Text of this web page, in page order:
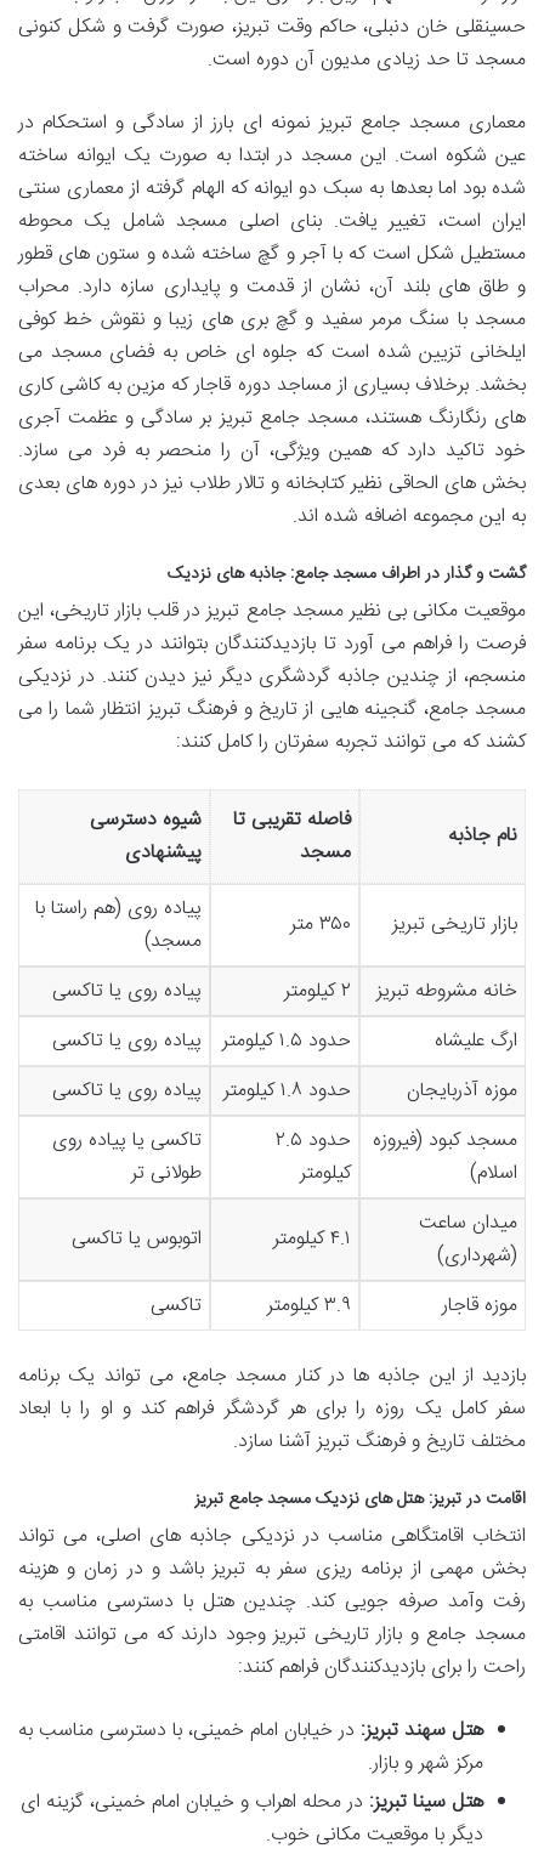
حسینقلی خان دنبلی، حاکم وقت تبریز، صورت گرفت و شکل کنونی
مسجد تا حد زیادی مدیون آن دوره است.
معماری مسجد جامع تبریز نمونه ای بارز از سادگی و استحکام در
عین شکوه است. این مسجد در ابتدا به صورت یک ایوانه ساخته
شده بود اما بعدها به سبک دو ایوانه که الهام گرفته از معماری سنتی
ایران است، تغییر یافت. بنای اصلی مسجد شامل یک محوطه
مستطیل شکل است که با آجر و گچ ساخته شده و ستون های قطور
و طاق های بلند آن، نشان از قدمت و پایداری سازه دارد. محراب
مسجد با سنگ مرمر سفید و گچ بری های زیبا و نقوش خط کوفی
ایلخانی تزیین شده است که جلوه ای خاص به فضای مسجد می
بخشد. برخلاف بسیاری از مساجد دوره قاجار که مزین به کاشی کاری
های رنگارنگ هستند، مسجد جامع تبریز بر سادگی و عظمت آجری
خود تاکید دارد که همین ویژگی، آن را منحصر به فرد می سازد.
بخش های الحاقی نظیر کتابخانه و تالار طلاب نیز در دوره های بعدی
به این مجموعه اضافه شده اند.
گشت و گذار در اطراف مسجد جامع: جاذبه های نزدیک
موقعیت مکانی بی نظیر مسجد جامع تبریز در قلب بازار تاریخی، این
فرصت را فراهم می آورد تا بازدیدکنندگان بتوانند در یک برنامه سفر
منسجم، از چندین جاذبه گردشگری دیگر نیز دیدن کنند. در نزدیکی
مسجد جامع، گنجینه هایی از تاریخ و فرهنگ تبریز انتظار شما را می
کشند که می توانند تجربه سفرتان را کامل کنند:
نام جاذبه
فاصله تقریبی تا
مسجد
شیوه دسترسی
پیشنهادی
بازار تاریخی تبریز ۳۵۰ متر
پیاده روی (هم راستا با
مسجد)
خانه مشروطه تبریز
۲ کیلومتر
پیاده روی یا تاکسی
ارگ علیشاه
حدود ۱.۵ کیلومتر
پیاده روی یا تاکسی
موزه آذربایجان
حدود ۱.۸ کیلومتر
پیاده روی یا تاکسی
مسجد کبود (فیروزه
اسلام)
حدود ۲.۵
کیلومتر
تاکسی یا پیاده روی
طولانی تر
میدان ساعت
(شهرداری)
۴.۱ کیلومتر اتوبوس یا تاکسی
موزه قاجار ۳.۹ کیلومتر تاکسی
بازدید از این جاذبه ها در کنار مسجد جامع، می تواند یک برنامه
سفر کامل یک روزه را برای هر گردشگر فراهم کند و او را با ابعاد
مختلف تاریخ و فرهنگ تبریز آشنا سازد.
اقامت در تبریز: هتل های نزدیک مسجد جامع تبریز
انتخاب اقامتگاهی مناسب در نزدیکی جاذبه های اصلی، می تواند
بخش مهمی از برنامه ریزی سفر به تبریز باشد و در زمان و هزینه
رفت وآمد صرفه جویی کند. چندین هتل با دسترسی مناسب به
مسجد جامع و بازار تاریخی تبریز وجود دارند که می توانند اقامتی
راحت را برای بازدیدکنندگان فراهم کنند:
هتل سهند تبریز: در خیابان امام خمینی، با دسترسی مناسب به
مرکز شهر و بازار.
هتل سینا تبریز: در محله اهراب و خیابان امام خمینی، گزینه ای
دیگر با موقعیت مکانی خوب.